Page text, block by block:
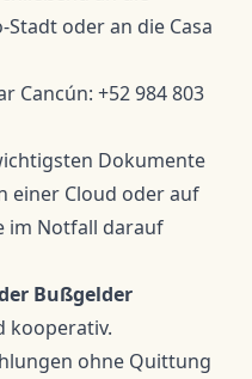
oder an die Casa
Cancún: +52 984 803
Dokumente
einer Cloud oder auf
im Notfall darauf
Bußgelder
kooperativ.
ohne Quittung